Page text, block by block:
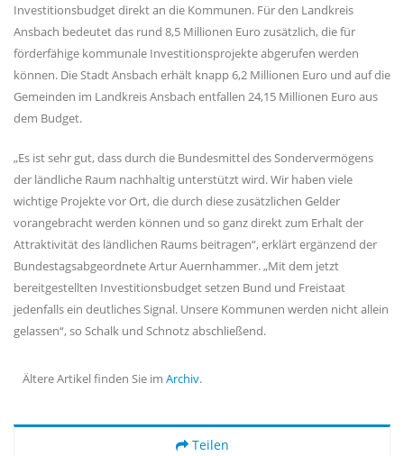
Investitionsbudget direkt an die Kommunen. Für den Landkreis
Ansbach bedeutet das rund 8,5 Millionen Euro zusätzlich, die für
förderfähige kommunale Investitionsprojekte abgerufen werden
können. Die Stadt Ansbach erhält knapp 6,2 Millionen Euro und auf die
Gemeinden im Landkreis Ansbach entfallen 24,15 Millionen Euro aus
dem Budget.
Es ist sehr gut, dass durch die Bundesmittel des Sondervermögens
der ländliche Raum nachhaltig unterstützt wird. Wir haben viele
wichtige Projekte vor Ort, die durch diese zusätzlichen Gelder
vorangebracht werden können und so ganz direkt zum Erhalt der
Attraktivität des ländlichen Raums beitragen“, erklärt ergänzend der
Bundestagsabgeordnete Artur Auernhammer. „Mit dem jetzt
bereitgestellten Investitionsbudget setzen Bund und Freistaat
jedenfalls ein deutliches Signal. Unsere Kommunen werden nicht allein
gelassen“, so Schalk und Schnotz abschließend.
Ältere Artikel finden Sie im Archiv.
Teilen